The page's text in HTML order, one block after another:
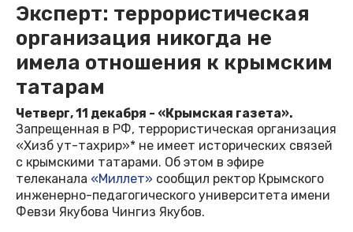
Эксперт: террористическая
организация никогда не
имела отношения к крымским
татарам
Четверг, 11 декабря - «Крымская газета».
Запрещенная в РФ, террористическая организация
«Хизб ут-тахрир»* не имеет исторических связей
с крымскими татарами. Об этом в эфире
телеканала «Миллет» сообщил ректор Крымского
инженерно-педагогического университета имени
Февзи Якубова Чингиз Якубов.